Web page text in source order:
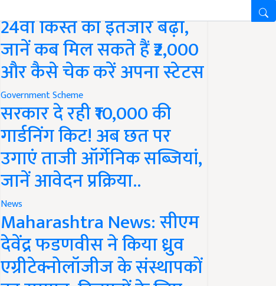
24वीं किस्त का इंतजार बढ़ा,
जानें कब मिल सकते हैं ₹2,000
और कैसे चेक करें अपना स्टेटस
Government Scheme
सरकार दे रही ₹10,000 की
गार्डनिंग किट! अब छत पर
उगाएं ताजी ऑर्गेनिक सब्जियां,
जानें आवेदन प्रक्रिया..
News
Maharashtra News: सीएम
देवेंद्र फडणवीस ने किया ध्रुव
एग्रीटेक्नोलॉजीज के संस्थापकों